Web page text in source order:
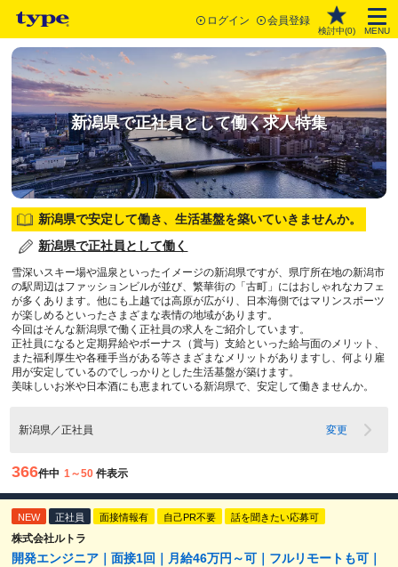
ログイン 会員登録
検討中(0) MENU
新潟県で正社員として働く求人特集
新潟県で安定して働き、生活基盤を築いていきませんか。
新潟県で正社員として働く
雪深いスキー場や温泉といったイメージの新潟県ですが、県庁所在地の新潟市
の駅周辺はファッションビルが並び、繁華街の「古町」にはおしゃれなカフェ
が多くあります。他にも上越では高原が広がり、日本海側ではマリンスポーツ
が楽しめるといったさまざまな表情の地域があります。
今回はそんな新潟県で働く正社員の求人をご紹介しています。
正社員になると定期昇給やボーナス（賞与）支給といった給与面のメリット、
また福利厚生や各種手当がある等さまざまなメリットがありますし、何より雇
用が安定しているのでしっかりとした生活基盤が築けます。
美味しいお米や日本酒にも恵まれている新潟県で、安定して働きませんか。
新潟県／正社員 変更
366件中 1～50 件表示
NEW 正社員 面接情報有 自己PR不要 話を聞きたい応募可
株式会社ルトラ
開発エンジニア｜面接1回｜月給46万円～可｜フルリモートも可｜